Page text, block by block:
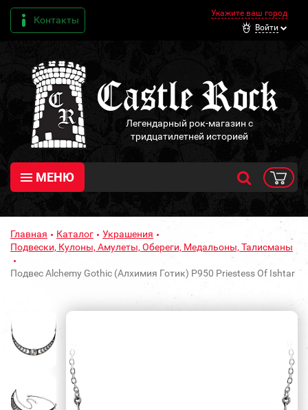
Контакты
Укажите ваш город
Войти
Легендарный рок-магазин с
тридцатилетней историей
МЕНЮ
Главная Каталог
Украшения
Подвески, Кулоны, Амулеты, Обереги, Медальоны, Талисманы
Подвес Alchemy Gothic (Алхимия Готик) P950 Priestess Of Ishtar